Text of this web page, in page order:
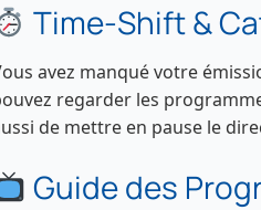
Time-Shift &
avez manqué votre
regarder les
de mettre en pause le
Guide des